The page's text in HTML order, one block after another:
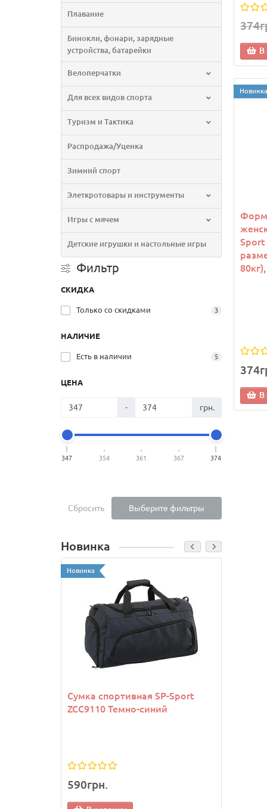
Плавание
Бинокли, фонари, зарядные
устройства, батарейки
Велоперчатки
Для всех видов спорта
Туризм и Тактика
Распродажа/Уценка
Зимний спорт
Элеткротовары и инструменты
Игры с мячем
Детские игрушки и настольные игры
Фильтр
СКИДКА
Только со cкидками 3
НАЛИЧИЕ
Есть в наличии 5
ЦЕНА
- грн.
347 354 361 367 374
Сбросить Выберите фильтры
Новинка
Новинка
Сумка спортивная SP-Sport
ZCC9110 Темно-синий
590грн.
В
Новинка
Sport
В